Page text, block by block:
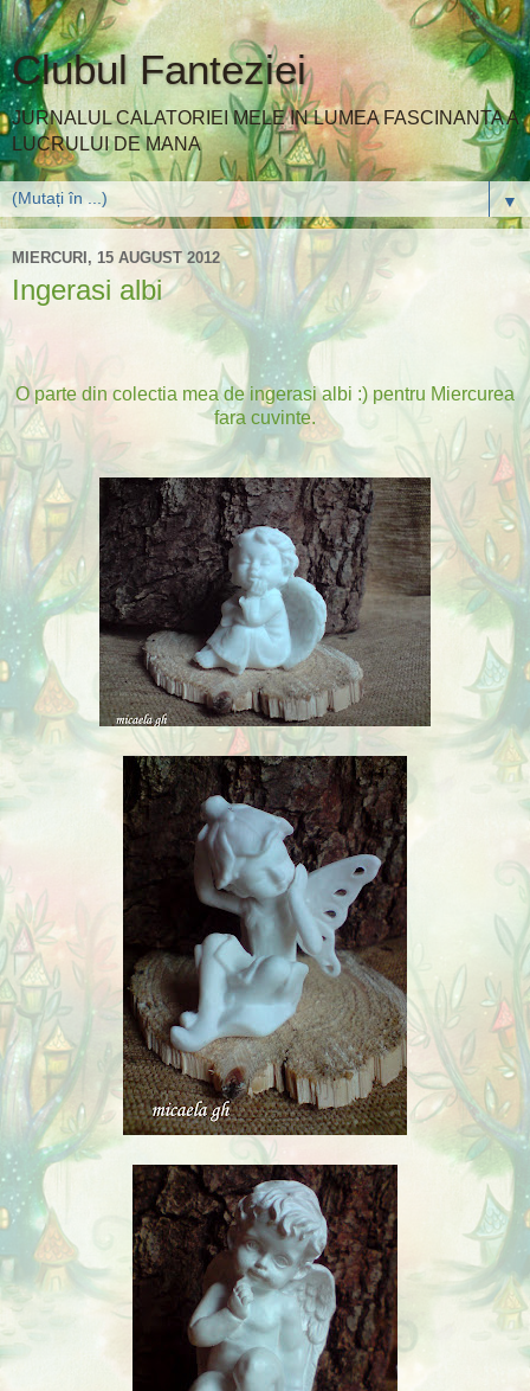
Clubul Fanteziei
JURNALUL CALATORIEI MELE IN LUMEA FASCINANTA A
LUCRULUI DE MANA
▼
MIERCURI, 15 AUGUST 2012
Ingerasi albi
O parte din colectia mea de ingerasi albi :) pentru Miercurea
fara cuvinte.